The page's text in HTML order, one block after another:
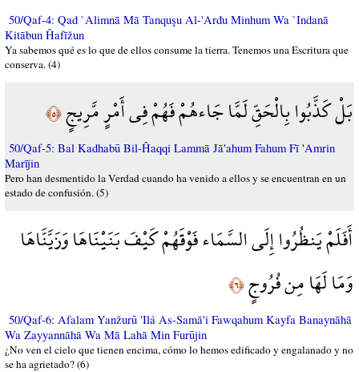
50/Qaf-4: Qad `Alimnā Mā Tanquşu Al-'Arđu Minhum Wa `Indanā
Kitābun Ĥafīžun
Ya sabemos qué es lo que de ellos consume la tierra. Tenemos una Escritura que
conserva. (4)
بَلْ كَذَّبُوا بِالْحَقِّ لَمَّا جَاءهُمْ فَهُمْ فِي أَمْرٍ مَّرِيجٍ﴿٥﴾
50/Qaf-5: Bal Kadhabū Bil-Ĥaqqi Lammā Jā'ahum Fahum Fī 'Amrin
Marījin
Pero han desmentido la Verdad cuando ha venido a ellos y se encuentran en un
estado de confusión. (5)
أَفَلَمْ يَنظُرُوا إِلَى السَّمَاء فَوْقَهُمْ كَيْفَ بَنَيْنَاهَا وَزَيَّنَّاهَا
وَمَا لَهَا مِن فُرُوجٍ﴿٦﴾
50/Qaf-6: Afalam Yanžurū 'Ilá As-Samā'i Fawqahum Kayfa Banaynāhā
Wa Zayyannāhā Wa Mā Lahā Min Furūjin
¿No ven el cielo que tienen encima, cómo lo hemos edificado y engalanado y no
se ha agrietado? (6)